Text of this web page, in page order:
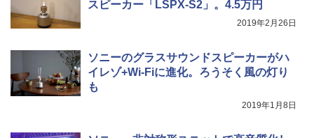
スピーカー「LSPX-S2」。4.5万円
2019年2月26日
ソニーのグラスサウンドスピーカーがハ
イレゾ+Wi-Fiに進化。ろうそく風の灯り
も
2019年1月8日